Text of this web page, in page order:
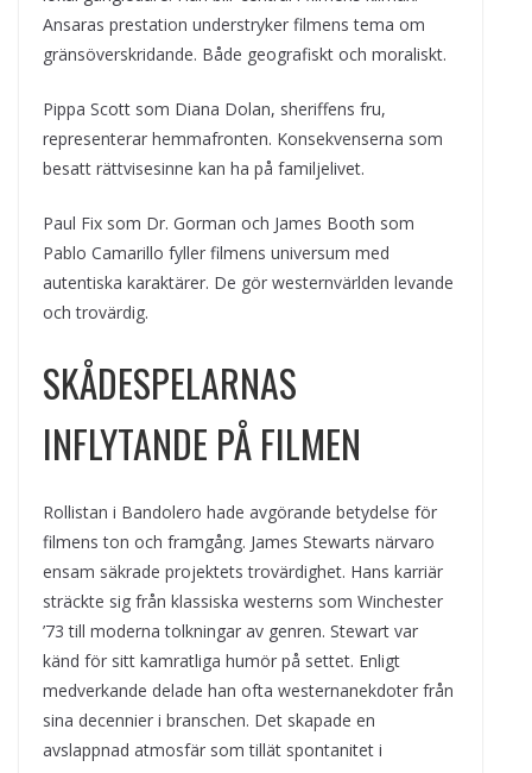
Ansaras prestation understryker filmens tema om
gränsöverskridande. Både geografiskt och moraliskt.
Pippa Scott som Diana Dolan, sheriffens fru,
representerar hemmafronten. Konsekvenserna som
besatt rättvisesinne kan ha på familjelivet.
Paul Fix som Dr. Gorman och James Booth som
Pablo Camarillo fyller filmens universum med
autentiska karaktärer. De gör westernvärlden levande
och trovärdig.
SKÅDESPELARNAS
INFLYTANDE PÅ FILMEN
Rollistan i Bandolero hade avgörande betydelse för
filmens ton och framgång. James Stewarts närvaro
ensam säkrade projektets trovärdighet. Hans karriär
sträckte sig från klassiska westerns som Winchester
’73 till moderna tolkningar av genren. Stewart var
känd för sitt kamratliga humör på settet. Enligt
medverkande delade han ofta westernanekdoter från
sina decennier i branschen. Det skapade en
avslappnad atmosfär som tillät spontanitet i